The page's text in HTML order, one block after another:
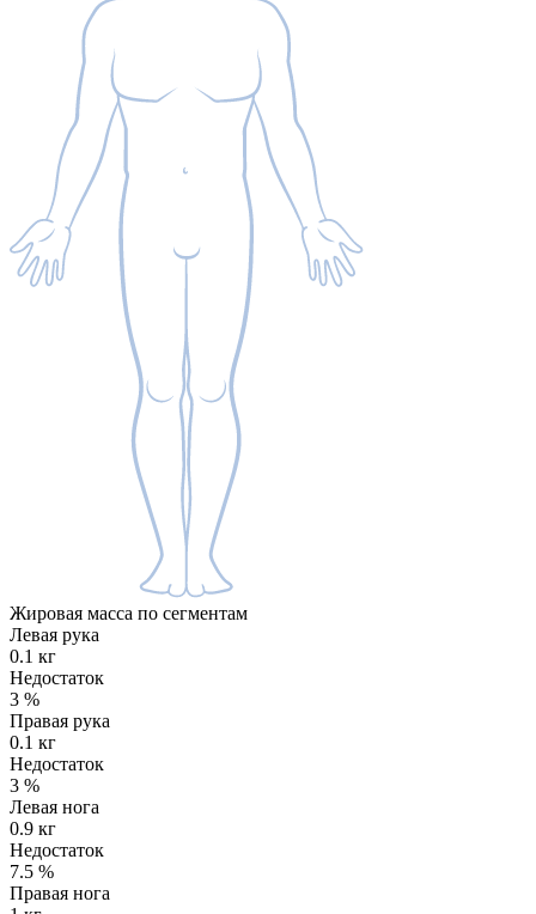
Жировая масса по сегментам
Левая рука
0.1 кг
Недостаток
3 %
Правая рука
0.1 кг
Недостаток
3 %
Левая нога
0.9 кг
Недостаток
7.5 %
Правая нога